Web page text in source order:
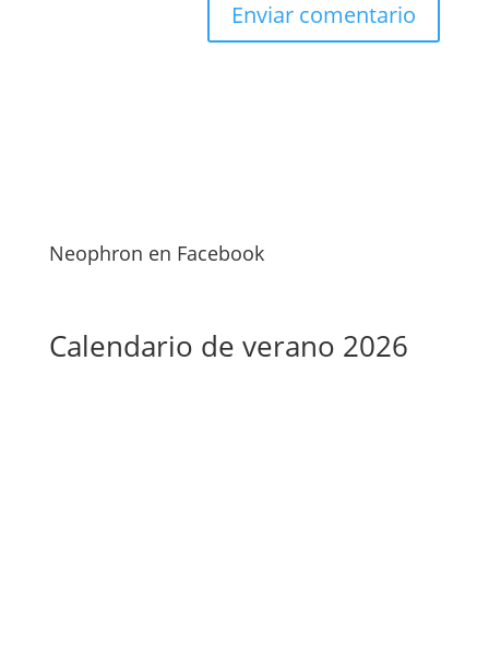
Neophron en Facebook
Calendario de verano 2026